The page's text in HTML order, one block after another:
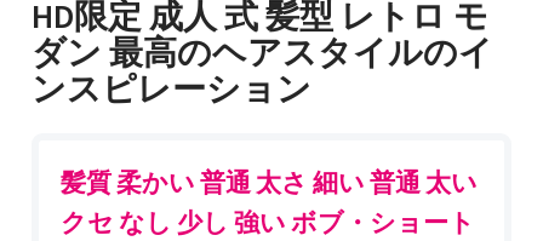
HD限定 成人 式 髪型 レトロ モ
ダン 最高のヘアスタイルのイ
ンスピレーション
髪質 柔かい 普通 太さ 細い 普通 太い
クセ なし 少し 強い ボブ・ショート